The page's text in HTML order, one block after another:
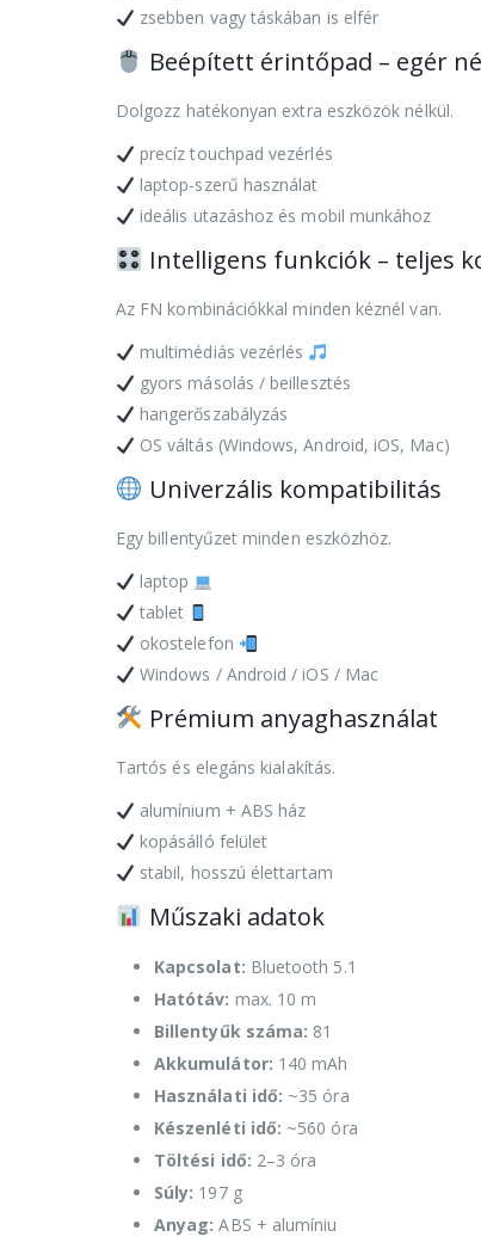
zsebben vagy táskában is elfér
Beépített érintőpad – egér
Dolgozz hatékonyan extra eszközök nélkül.
precíz touchpad vezérlés
laptop-szerű használat
ideális utazáshoz és mobil munkához
Intelligens funkciók – teljes
Az FN kombinációkkal minden kéznél van.
multimédiás vezérlés
gyors másolás / beillesztés
hangerőszabályzás
OS váltás (Windows, Android, iOS, Mac)
Univerzális kompatibilitás
Egy billentyűzet minden eszközhöz.
laptop
tablet
okostelefon
Windows / Android / iOS / Mac
Prémium anyaghasználat
Tartós és elegáns kialakítás.
alumínium + ABS ház
kopásálló felület
stabil, hosszú élettartam
Műszaki adatok
Kapcsolat: Bluetooth 5.1
Hatótáv: max. 10 m
Billentyűk száma: 81
Akkumulátor: 140 mAh
Használati idő: ~35 óra
Készenléti idő: ~560 óra
Töltési idő: 2–3 óra
Súly: 197 g
Anyag: ABS + alumíniu